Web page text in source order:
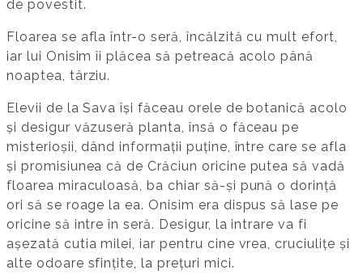
de povestit.
Floarea se afla într-o seră, încălzită cu mult efort,
iar lui Onisim îi plăcea să petreacă acolo până
noaptea, târziu.
Elevii de la Sava își făceau orele de botanică acolo
și desigur văzuseră planta, însă o făceau pe
misterioșii, dând informații puține, între care se afla
și promisiunea că de Crăciun oricine putea să vadă
floarea miraculoasă, ba chiar să-și pună o dorință
ori să se roage la ea. Onisim era dispus să lase pe
oricine să intre în seră. Desigur, la intrare va fi
așezată cutia milei, iar pentru cine vrea, cruciulițe și
alte odoare sfințite, la prețuri mici.